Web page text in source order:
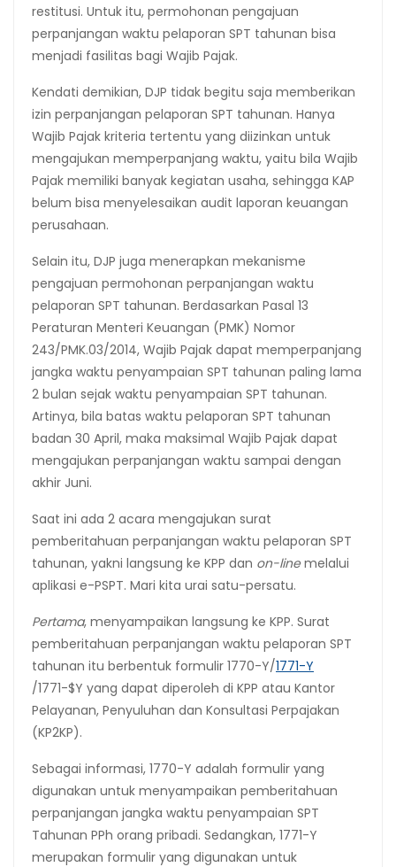
restitusi. Untuk itu, permohonan pengajuan
perpanjangan waktu pelaporan SPT tahunan bisa
menjadi fasilitas bagi Wajib Pajak.
Kendati demikian, DJP tidak begitu saja memberikan
izin perpanjangan pelaporan SPT tahunan. Hanya
Wajib Pajak kriteria tertentu yang diizinkan untuk
mengajukan memperpanjang waktu, yaitu bila Wajib
Pajak memiliki banyak kegiatan usaha, sehingga KAP
belum bisa menyelesaikan audit laporan keuangan
perusahaan.
Selain itu, DJP juga menerapkan mekanisme
pengajuan permohonan perpanjangan waktu
pelaporan SPT tahunan. Berdasarkan Pasal 13
Peraturan Menteri Keuangan (PMK) Nomor
243/PMK.03/2014, Wajib Pajak dapat memperpanjang
jangka waktu penyampaian SPT tahunan paling lama
2 bulan sejak waktu penyampaian SPT tahunan.
Artinya, bila batas waktu pelaporan SPT tahunan
badan 30 April, maka maksimal Wajib Pajak dapat
mengajukan perpanjangan waktu sampai dengan
akhir Juni.
Saat ini ada 2 acara mengajukan surat
pemberitahuan perpanjangan waktu pelaporan SPT
tahunan, yakni langsung ke KPP dan on-linemelalui
aplikasi e-PSPT. Mari kita urai satu-persatu.
Pertama, menyampaikan langsung ke KPP. Surat
pemberitahuan perpanjangan waktu pelaporan SPT
tahunan itu berbentuk formulir 1770-Y/1771-Y
/1771-$Y yang dapat diperoleh di KPP atau Kantor
Pelayanan, Penyuluhan dan Konsultasi Perpajakan
(KP2KP).
Sebagai informasi, 1770-Y adalah formulir yang
digunakan untuk menyampaikan pemberitahuan
perpanjangan jangka waktu penyampaian SPT
Tahunan PPh orang pribadi. Sedangkan, 1771-Y
merupakan formulir yang digunakan untuk